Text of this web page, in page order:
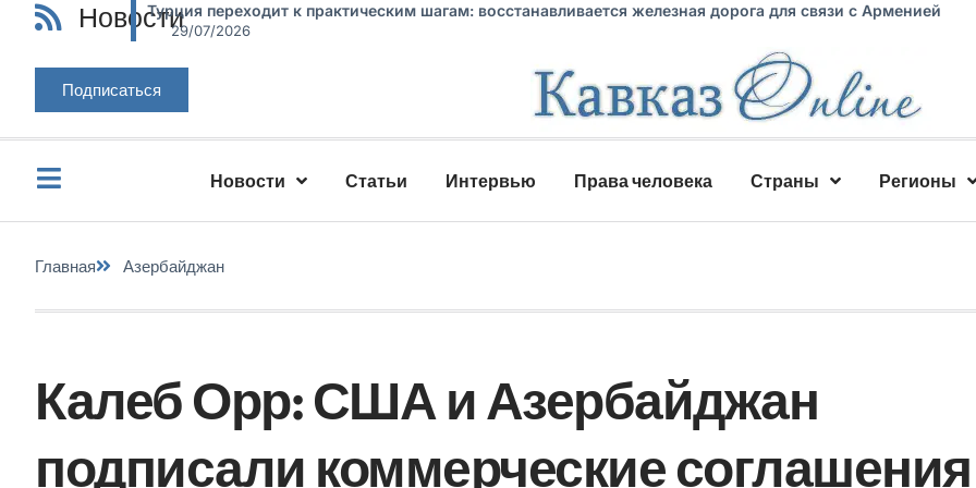
НовостиТурция переходит к практическим шагам: восстанавливается железная дорога для связи с Арменией
29/07/2026
Подписаться
Новости Статьи Интервью Права человека Страны Регионы
Главная Азербайджан
Калеб Орр: США и Азербайджан
подписали коммерческие